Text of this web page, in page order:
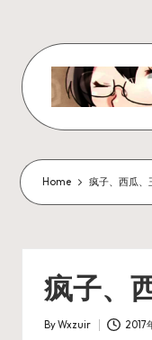
content
W
x
z
ui
r
_
N
Home 疯子、西瓜、
疯子、
Posted
ByWxzuir 2017